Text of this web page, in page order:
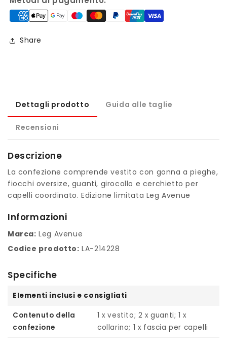
Share
Dettagli prodotto Guida alle taglie
Recensioni
Descrizione
La confezione comprende vestito con gonna a pieghe,
fiocchi oversize, guanti, girocollo e cerchietto per
capelli coordinato. Edizione limitata Leg Avenue
Informazioni
Marca: Leg Avenue
Codice prodotto: LA-214228
Specifiche
Elementi inclusi e consigliati
Contenuto della
confezione
1 x vestito; 2 x guanti; 1 x
collarino; 1 x fascia per capelli